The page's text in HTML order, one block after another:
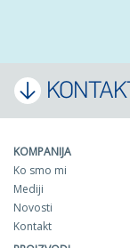
KOMPANIJA
Ko smo mi
Mediji
Novosti
Kontakt